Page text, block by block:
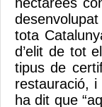
tota
d’elit de tot
tipus de
restauració, i
ha dit que